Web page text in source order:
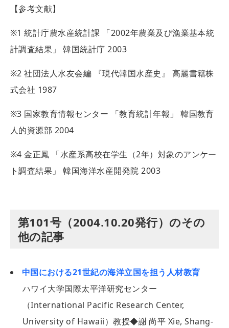
【参考文献】
※1 統計庁農水産統計課 「2002年農業及び漁業基本統
計調査結果」 韓国統計庁 2003
※2 社団法人水友会編 『現代韓国水産史』 高麗書籍株
式会社 1987
※3 国家教育情報センター 「教育統計年報」 韓国教育
人的資源部 2004
※4 金正鳳 「水産系高校在学生（2年）対象のアンケー
ト調査結果」 韓国海洋水産開発院 2003
第101号（2004.10.20発行）のその
他の記事
中国における21世紀の海洋立国を担う人材教育
ハワイ大学国際太平洋研究センター
（International Pacific Research Center,
University of Hawaii）教授◆謝 尚平 Xie, Shang-